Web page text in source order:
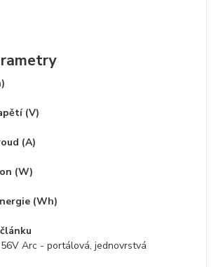
(V)
(A)
(W)
(Wh)
Arc - portálová, jednovrstvá